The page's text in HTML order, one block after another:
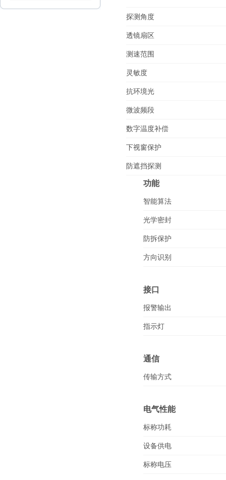
探测角度
透镜扇区
测速范围
灵敏度
抗环境光
微波频段
数字温度补偿
下视窗保护
防遮挡探测
功能
智能算法
光学密封
防拆保护
方向识别
接口
报警输出
指示灯
通信
传输方式
电气性能
标称功耗
设备供电
标称电压